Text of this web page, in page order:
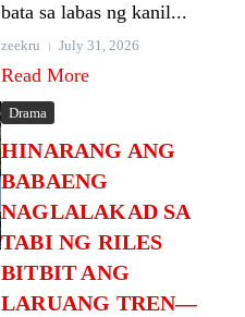
bata sa labas ng kanil...
zeekru July 31, 2026
Read More
Drama
HINARANG ANG
BABAENG
NAGLALAKAD SA
TABI NG RILES
BITBIT ANG
LARUANG TREN—